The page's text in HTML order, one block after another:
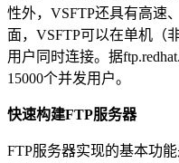
性外，VSFTP还具有高速
面，VSFTP可以在单机（
用户同时连接。据
15000个并发用户。
快速构建FTP服务器
FTP服务器实现的基本功